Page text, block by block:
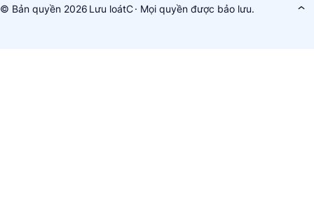
© Bản quyền 2026 Lưu loátC· Mọi quyền được bảo lưu.